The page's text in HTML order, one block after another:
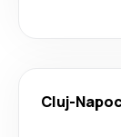
Cluj-